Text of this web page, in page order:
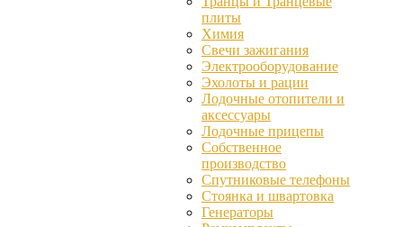
плиты
Химия
Свечи зажигания
Электрооборудование
Эхолоты и рации
Лодочные отопители и
аксессуары
Лодочные прицепы
Собственное
производство
Спутниковые телефоны
Стоянка и швартовка
Генераторы